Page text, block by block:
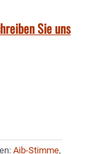
Sie uns
Aib-Stimme,